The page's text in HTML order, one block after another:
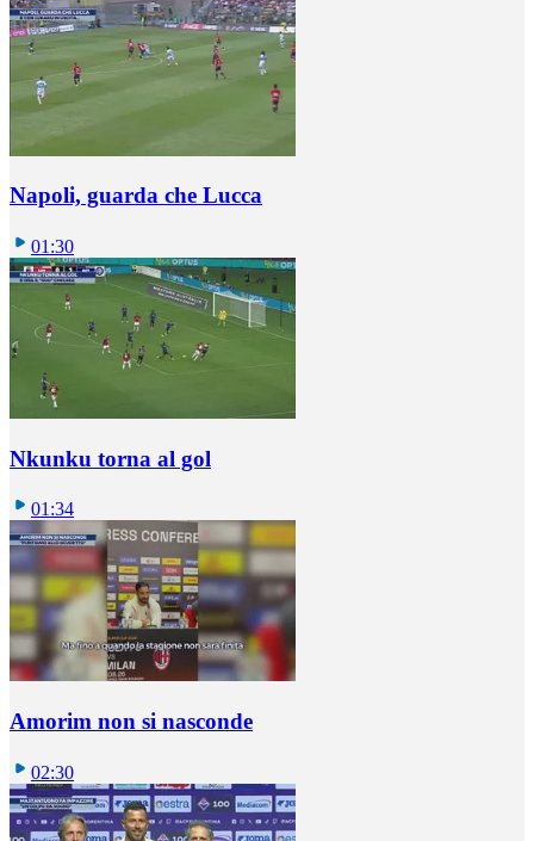
Napoli, guarda che Lucca
01:30
Nkunku torna al gol
01:34
Amorim non si nasconde
02:30